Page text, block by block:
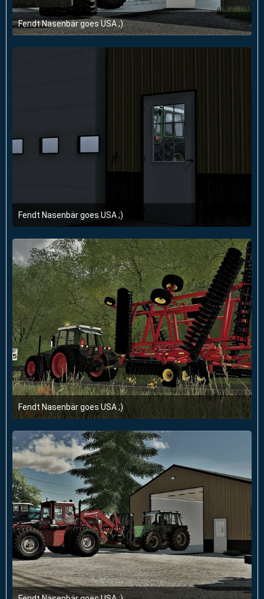
Fendt Nasenbär goes USA ;)
21. September 2022 um 13:22
1
Fendt Nasenbär goes USA ;)
21. September 2022 um 13:22
1
Fendt Nasenbär goes USA ;)
21. September 2022 um 13:22
1